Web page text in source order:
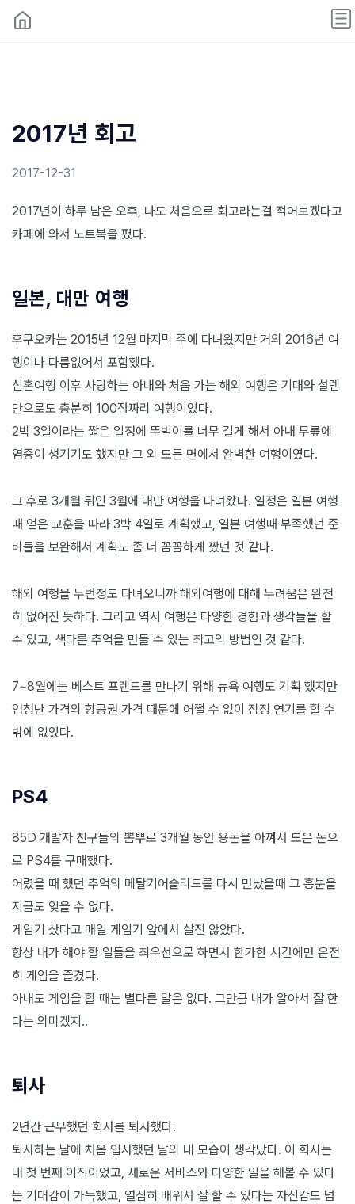
2017년 회고
2017-12-31
2017년이 하루 남은 오후, 나도 처음으로 회고라는걸 적어보겠다고
카페에 와서 노트북을 폈다.
일본, 대만 여행
후쿠오카는 2015년 12월 마지막 주에 다녀왔지만 거의 2016년 여
행이나 다름없어서 포함했다.
신혼여행 이후 사랑하는 아내와 처음 가는 해외 여행은 기대와 설렘
만으로도 충분히 100점짜리 여행이었다.
2박 3일이라는 짧은 일정에 뚜벅이를 너무 길게 해서 아내 무릎에
염증이 생기기도 했지만 그 외 모든 면에서 완벽한 여행이였다.
그 후로 3개월 뒤인 3월에 대만 여행을 다녀왔다. 일정은 일본 여행
때 얻은 교훈을 따라 3박 4일로 계획했고, 일본 여행때 부족했던 준
비들을 보완해서 계획도 좀 더 꼼꼼하게 짰던 것 같다.
해외 여행을 두번정도 다녀오니까 해외여행에 대해 두려움은 완전
히 없어진 듯하다. 그리고 역시 여행은 다양한 경험과 생각들을 할
수 있고, 색다른 추억을 만들 수 있는 최고의 방법인 것 같다.
7~8월에는 베스트 프렌드를 만나기 위해 뉴욕 여행도 기획 했지만
엄청난 가격의 항공권 가격 때문에 어쩔 수 없이 잠정 연기를 할 수
밖에 없었다.
PS4
85D 개발자 친구들의 뽐뿌로 3개월 동안 용돈을 아껴서 모은 돈으
로 PS4를 구매했다.
어렸을 때 했던 추억의 메탈기어솔리드를 다시 만났을때 그 흥분을
지금도 잊을 수 없다.
게임기 샀다고 매일 게임기 앞에서 살진 않았다.
항상 내가 해야 할 일들을 최우선으로 하면서 한가한 시간에만 온전
히 게임을 즐겼다.
아내도 게임을 할 때는 별다른 말은 없다. 그만큼 내가 알아서 잘 한
다는 의미겠지..
퇴사
2년간 근무했던 회사를 퇴사했다.
퇴사하는 날에 처음 입사했던 날의 내 모습이 생각났다. 이 회사는
내 첫 번째 이직이었고, 새로운 서비스와 다양한 일을 해볼 수 있다
는 기대감이 가득했고, 열심히 배워서 잘 할 수 있다는 자신감도 넘